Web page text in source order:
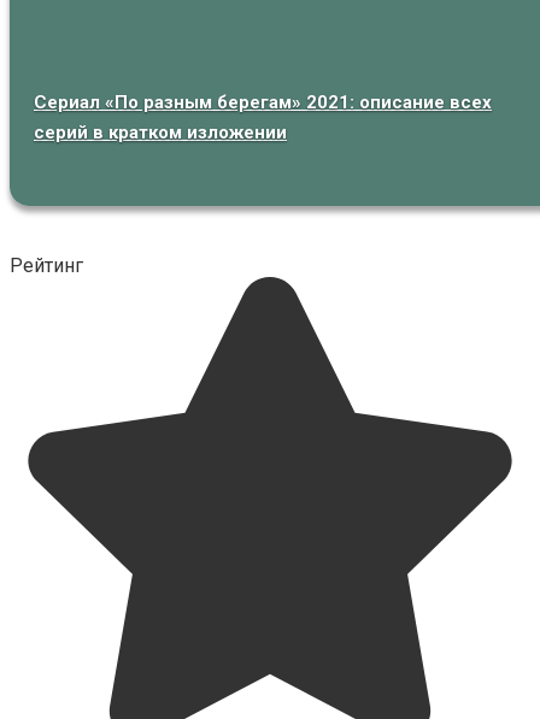
Сериал «По разным берегам» 2021: описание всех
серий в кратком изложении
Рейтинг